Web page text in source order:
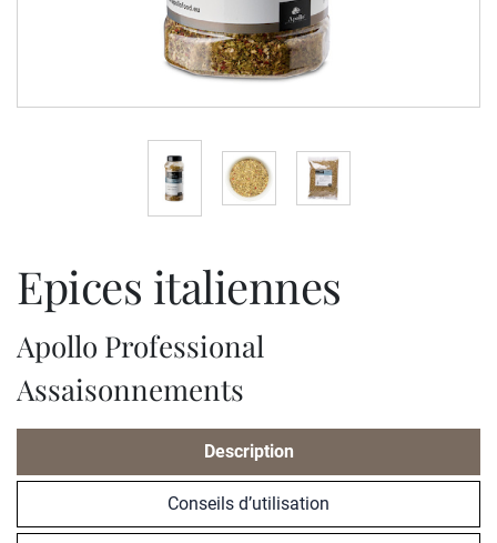
epices italiennes
Apollo Professional
Assaisonnements
Description
Conseils d’utilisation